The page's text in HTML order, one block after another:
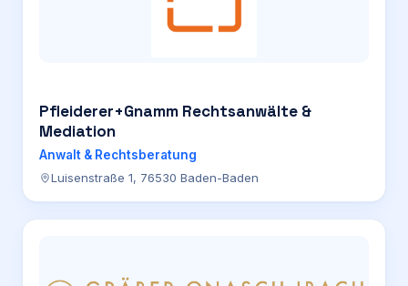
Pfleiderer+Gnamm Rechtsanwälte &
Mediation
Anwalt & Rechtsberatung
Luisenstraße 1, 76530 Baden-Baden